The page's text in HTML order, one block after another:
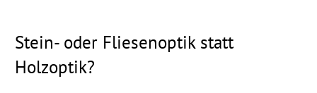
Stein- oder Fliesenoptik statt
Holzoptik?